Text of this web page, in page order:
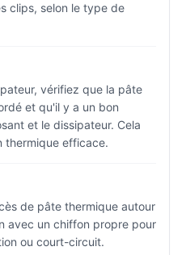
clips, selon le type de
vérifiez que la pâte
et qu'il y a un bon
et le dissipateur. Cela
thermique efficace.
de pâte thermique autour
avec un chiffon propre pour
ou court-circuit.